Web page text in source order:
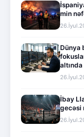
min
Dünya
İbay
gecəsi